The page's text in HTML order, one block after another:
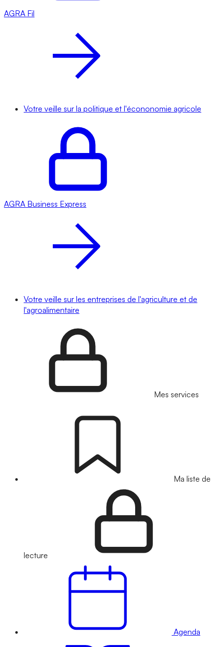
AGRA Fil
Votre veille sur la politique et l'écononomie agricole
AGRA Business Express
Votre veille sur les entreprises de l'agriculture et de
l'agroalimentaire
Mes services
Ma liste de
lecture
Agenda